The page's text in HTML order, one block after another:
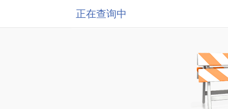
正在查询中